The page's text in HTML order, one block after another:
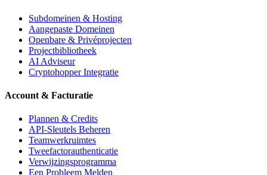
Subdomeinen & Hosting
Aangepaste Domeinen
Openbare & Privéprojecten
Projectbibliotheek
AI Adviseur
Cryptohopper Integratie
Account & Facturatie
Plannen & Credits
API-Sleutels Beheren
Teamwerkruimtes
Tweefactorauthenticatie
Verwijzingsprogramma
Een Probleem Melden